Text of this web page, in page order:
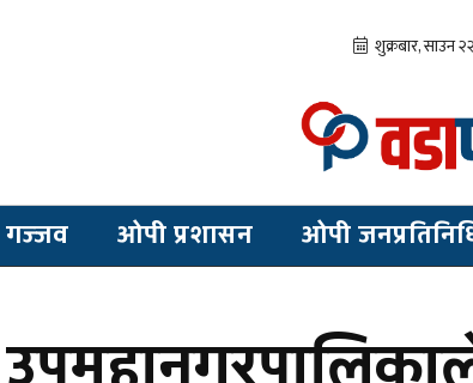
गज्जव ओपी प्रशासन ओपी